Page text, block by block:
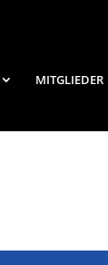
MITGLIEDER